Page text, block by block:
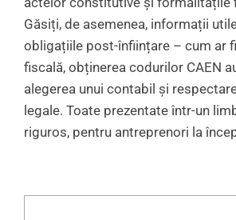
Găsiți, de asemenea, informații
obligațiile post-înființare – cum ar
fiscală, obținerea codurilor CAEN
alegerea unui contabil și
legale. Toate prezentate într-un
riguros, pentru antreprenori la